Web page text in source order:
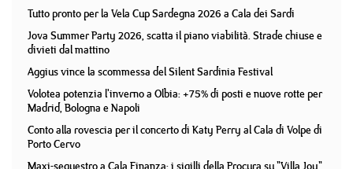
Tutto pronto per la Vela Cup Sardegna 2026 a Cala dei Sardi
Jova Summer Party 2026, scatta il piano viabilità. Strade chiuse e
divieti dal mattino
Aggius vince la scommessa del Silent Sardinia Festival
Volotea potenzia l'inverno a Olbia: +75% di posti e nuove rotte per
Madrid, Bologna e Napoli
Conto alla rovescia per il concerto di Katy Perry al Cala di Volpe di
Porto Cervo
Maxi-sequestro a Cala Finanza: i sigilli della Procura su "Villa Joy"